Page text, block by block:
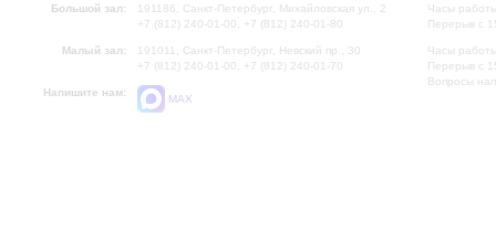
Большой зал:
191186, Санкт-Петербург, Михайловская ул., 2
+7 (812) 240-01-00, +7 (812) 240-01-80
Малый зал:
191011, Санкт-Петербург, Невский пр., 30
+7 (812) 240-01-00, +7 (812) 240-01-70
Напишите нам:
MAX
Часы
Перерыв с
Часы
Перерыв с
Вопросы